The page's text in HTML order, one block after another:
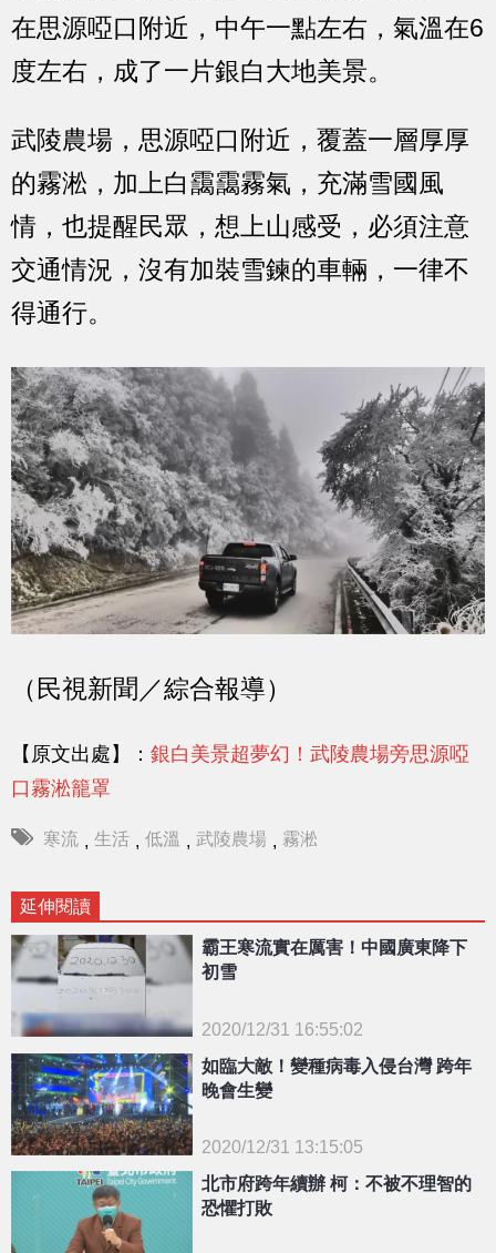
在思源啞口附近，中午一點左右，氣溫在6
度左右，成了一片銀白大地美景。
武陵農場，思源啞口附近，覆蓋一層厚厚
的霧淞，加上白靄靄霧氣，充滿雪國風
情，也提醒民眾，想上山感受，必須注意
交通情況，沒有加裝雪鍊的車輛，一律不
得通行。
（民視新聞／綜合報導）
【原文出處】： 銀白美景超夢幻！武陵農場旁思源啞
口霧淞籠罩
寒流 , 生活 , 低溫 , 武陵農場 , 霧淞
延伸閱讀
霸王寒流實在厲害！中國廣東降下
初雪
2020/12/31 16:55:02
{PLAYICON}
如臨大敵！變種病毒入侵台灣 跨年
晚會生變
2020/12/31 13:15:05
北市府跨年續辦 柯：不被不理智的
恐懼打敗